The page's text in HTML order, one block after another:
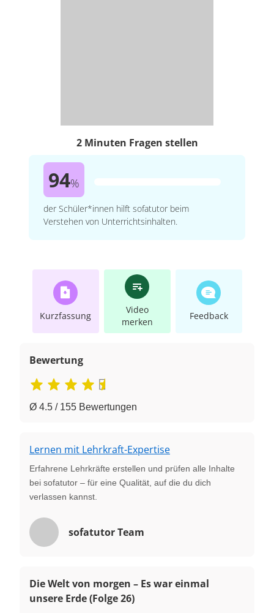
2 Minuten Fragen stellen
94%
der Schüler*innen hilft sofatutor beim
Verstehen von Unterrichtsinhalten.
Kurzfassung
Video
merken
Feedback
Bewertung
Ø 4.5 / 155 Bewertungen
Lernen mit Lehrkraft-Expertise
Erfahrene Lehrkräfte erstellen und prüfen alle Inhalte
bei sofatutor – für eine Qualität, auf die du dich
verlassen kannst.
sofatutor Team
Die Welt von morgen – Es war einmal
unsere Erde (Folge 26)